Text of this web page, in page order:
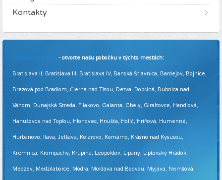
Kontakty
Pridajte sa k nám - otvorte našu pobočku v týchto mestách:
Bratislava II, Bratislava III, Bratislava IV, Banská Štiavnica, Bardejov, Bojnice,
Brezová pod Bradlom, Čierna nad Tisou, Detva, Dobšiná, Dubnica nad
Váhom, Dunajská Streda, Fiľakovo, Galanta, Gbely, Giraltovce, Handlová,
Hanušovce nad Topľou, Hlohovec, Hnúšťa, Holíč, Hriňová, Humenné,
Hurbanovo, Ilava, Jelšava, Kolárovo, Komárno, Krásno nad Kysucou,
Kremnica, Krompachy, Krupina, Leopoldov, Lipany, Liptovský Hrádok,
Medzev, Medzilaborce, Modra, Moldava nad Bodvou, Myjava, Nemšová,